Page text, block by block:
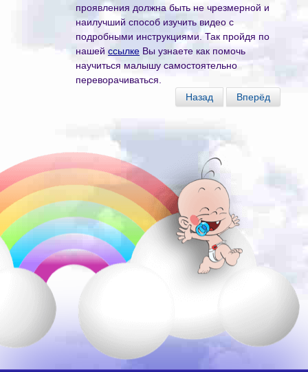
проявления должна быть не чрезмерной и
наилучший способ изучить видео с
подробными инструкциями. Так пройдя по
нашей ссылке Вы узнаете как помочь
научиться малышу самостоятельно
переворачиваться.
Назад
Вперёд